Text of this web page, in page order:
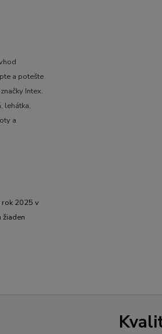
a potešte
Intex.
lehátka,
a
rok 2025 v
žiaden